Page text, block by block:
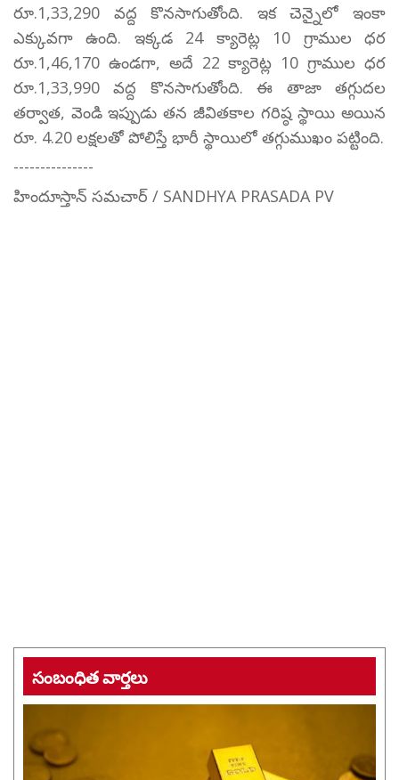
రూ.1,33,290 వద్ద కొనసాగుతోంది. ఇక చెన్నైలో ఇంకా
ఎక్కువగా ఉంది. ఇక్కడ 24 క్యారెట్ల 10 గ్రాముల ధర
రూ.1,46,170 ఉండగా, అదే 22 క్యారెట్ల 10 గ్రాముల ధర
రూ.1,33,990 వద్ద కొనసాగుతోంది. ఈ తాజా తగ్గుదల
తర్వాత, వెండి ఇప్పుడు తన జీవితకాల గరిష్ఠ స్థాయి అయిన
రూ. 4.20 లక్షలతో పోలిస్తే భారీ స్థాయిలో తగ్గుముఖం పట్టింది.
---------------
హిందూస్తాన్ సమచార్ / SANDHYA PRASADA PV
సంబంధిత వార్తలు